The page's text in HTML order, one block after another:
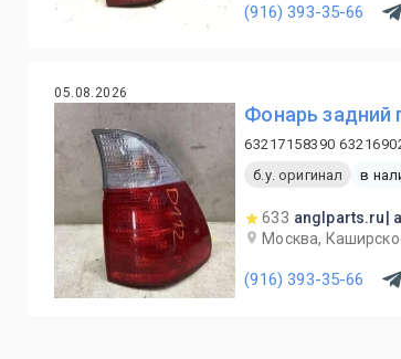
(916) 393-35-66
05.08.2026
Фонарь задний
63217158390
б.у. оригинал
в
633 anglparts.ru|
Москва,
(916) 393-35-66